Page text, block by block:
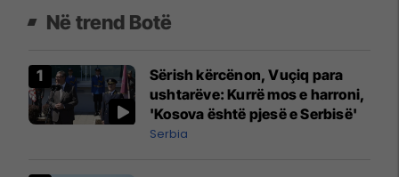
Në trend Botë
Sërish kërcënon, Vuçiq para
ushtarëve: Kurrë mos e harroni,
'Kosova është pjesë e Serbisë'
Serbia